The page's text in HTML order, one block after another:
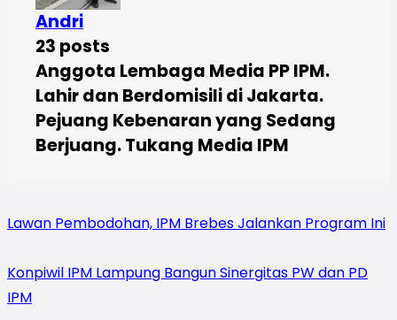
Andri
23 posts
Anggota Lembaga Media PP IPM.
Lahir dan Berdomisili di Jakarta.
Pejuang Kebenaran yang Sedang
Berjuang. Tukang Media IPM
Lawan Pembodohan, IPM Brebes Jalankan Program Ini
Konpiwil IPM Lampung Bangun Sinergitas PW dan PD
IPM